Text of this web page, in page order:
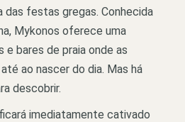
festas gregas. Conhecida
Mykonos oferece uma
bares de praia onde as
ao nascer do dia. Mas há
descobrir.
imediatamente cativado